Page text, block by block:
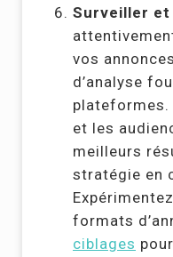
Surveiller
vos
d’analyse
et les
meilleurs
stratégie en
formats
ciblages